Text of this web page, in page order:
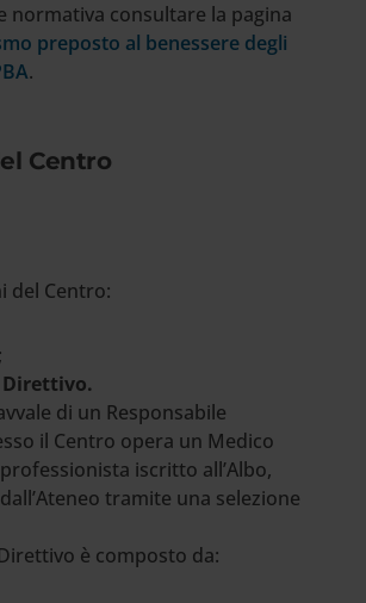
normativa consultare la pagina
preposto al benessere degli
.
Centro
del Centro:
;
Direttivo.
di un Responsabile
il Centro opera un Medico
iscritto all’Albo,
tramite una selezione
è composto da: